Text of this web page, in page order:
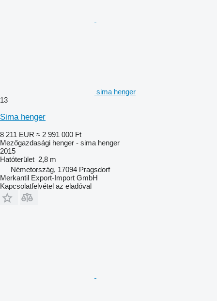
sima henger
13
Sima henger
8 211 EUR ≈ 2 991 000 Ft
Mezőgazdasági henger - sima henger
2015
Hatóterület 2,8 m
Németország, 17094 Pragsdorf
Merkantil Export-Import GmbH
Kapcsolatfelvétel az eladóval